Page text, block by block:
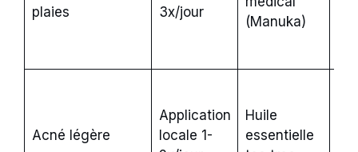
plaies 3x/jour
(Manuka)
Acné légère
Application
locale 1-
Huile
essentielle